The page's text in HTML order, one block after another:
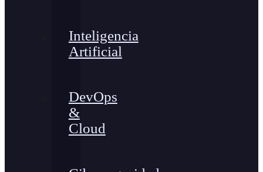
Inteligencia
Artificial
DevOps
&
Cloud